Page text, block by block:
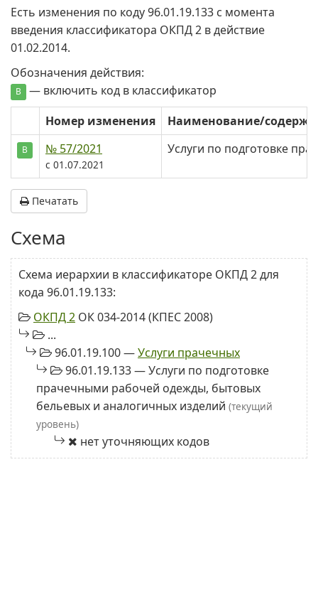
Есть изменения по коду 96.01.19.133 c момента
введения классификатора ОКПД 2 в действие
01.02.2014.
Обозначения действия:
В
— включить код в классификатор
Номер изменения
Наименование/
В № 57/2021
с 01.07.2021
Услуги по подготовке
Печатать
Схема
Схема иерархии в классификаторе ОКПД 2 для
кода 96.01.19.133:
ОКПД 2 ОК 034-2014 (КПЕС 2008)
...
96.01.19.100 —Услуги прачечных
96.01.19.133 — Услуги по подготовке
прачечными рабочей одежды, бытовых
бельевых и аналогичных изделий (текущий
уровень)
нет уточняющих кодов